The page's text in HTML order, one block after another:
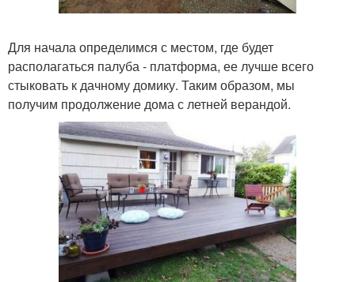
Для начала определимся с местом, где будет
располагаться палуба - платформа, ее лучше всего
стыковать к дачному домику. Таким образом, мы
получим продолжение дома с летней верандой.